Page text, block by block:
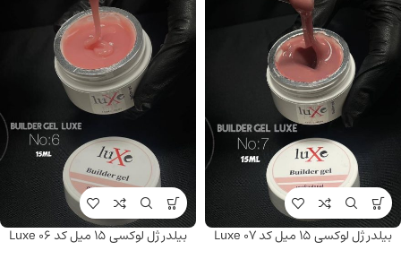
بیلدر ژل لوکسی 15 میل کد Luxe 07
بیلدر ژل لوکسی 15 میل کد Luxe 06